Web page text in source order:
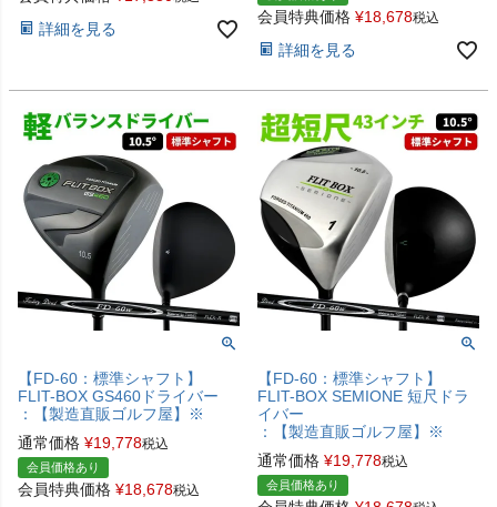
詳細を見る
会員特典価格 ¥18,678税込
詳細を見る
【FD-60：標準シャフト】
FLIT-BOX GS460ドライバー
：【製造直販ゴルフ屋】※
通常価格 ¥19,778税込
会員価格あり
会員特典価格 ¥18,678税込
【FD-60：標準シャフト】
FLIT-BOX SEMIONE 短尺ドラ
イバー
：【製造直販ゴルフ屋】※
通常価格 ¥19,778税込
会員価格あり